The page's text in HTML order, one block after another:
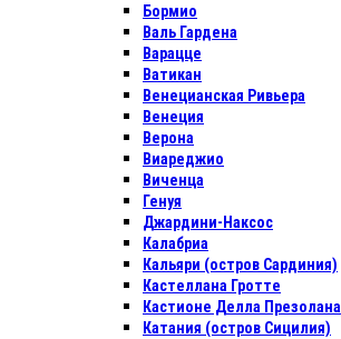
Бормио
Валь Гардена
Варацце
Ватикан
Венецианская Ривьера
Венеция
Верона
Виареджио
Виченца
Генуя
Джардини-Наксос
Калабриа
Кальяри (остров Сардиния)
Кастеллана Гротте
Кастионе Делла Презолана
Катания (остров Сицилия)